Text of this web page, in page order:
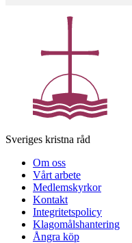
Sveriges kristna råd
Om oss
Vårt arbete
Medlemskyrkor
Kontakt
Integritetspolicy
Klagomålshantering
Ångra köp